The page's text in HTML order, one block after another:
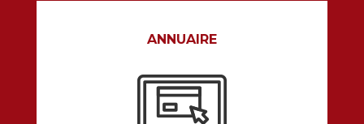
ANNUAIRE